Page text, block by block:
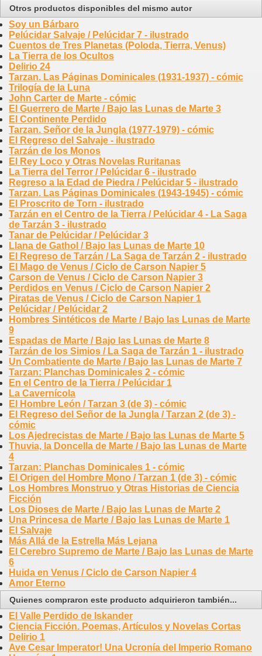
Otros productos disponibles del mismo autor
Soy un Bárbaro
Pelúcidar Salvaje / Pelúcidar 7 - ilustrado
Cuentos de Tres Planetas (Poloda, Tierra, Venus)
La Tierra de los Ocultos
Delirio 24
Tarzan. Las Páginas Dominicales (1931-1937) - cómic
Trilogía de la Luna
John Carter de Marte - cómic
El Guerrero de Marte / Bajo las Lunas de Marte 3
El Continente Perdido
Tarzan. Señor de la Jungla (1977-1979) - cómic
El Regreso del Salvaje - ilustrado
Tarzán de los Monos
El Rey Loco y Otras Novelas Ruritanas
La Tierra del Terror / Pelúcidar 6 - ilustrado
Regreso a la Edad de Piedra / Pelúcidar 5 - ilustrado
Tarzan. Las Páginas Dominicales (1943-1945) - cómic
El Proscrito de Torn - ilustrado
Tarzán en el Centro de la Tierra / Pelúcidar 4 - La Saga
de Tarzán 3 - ilustrado
Tanar de Pelúcidar / Pelúcidar 3
Llana de Gathol / Bajo las Lunas de Marte 10
El Regreso de Tarzán / La Saga de Tarzán 2 - ilustrado
El Mago de Venus / Ciclo de Carson Napier 5
Carson de Venus / Ciclo de Carson Napier 3
Perdidos en Venus / Ciclo de Carson Napier 2
Piratas de Venus / Ciclo de Carson Napier 1
Pelúcidar / Pelúcidar 2
Hombres Sintéticos de Marte / Bajo las Lunas de Marte
9
Espadas de Marte / Bajo las Lunas de Marte 8
Tarzán de los Simios / La Saga de Tarzán 1 - ilustrado
Un Combatiente de Marte / Bajo las Lunas de Marte 7
Tarzan: Planchas Dominicales 2 - cómic
En el Centro de la Tierra / Pelúcidar 1
La Cavernícola
El Hombre León / Tarzan 3 (de 3) - cómic
El Regreso del Señor de la Jungla / Tarzan 2 (de 3) -
cómic
Los Ajedrecistas de Marte / Bajo las Lunas de Marte 5
Thuvia, la Doncella de Marte / Bajo las Lunas de Marte
4
Tarzan: Planchas Dominicales 1 - cómic
El Origen del Hombre Mono / Tarzan 1 (de 3) - cómic
Los Hombres Monstruo y Otras Historias de Ciencia
Ficción
Los Dioses de Marte / Bajo las Lunas de Marte 2
Una Princesa de Marte / Bajo las Lunas de Marte 1
El Salvaje
Más Allá de la Estrella Más Lejana
El Cerebro Supremo de Marte / Bajo las Lunas de Marte
6
Huida en Venus / Ciclo de Carson Napier 4
Amor Eterno
Quienes compraron este producto adquirieron también...
El Valle Perdido de Iskander
Ciencia Ficción. Poemas, Artículos y Novelas Cortas
Delirio 1
Ave Cesar Imperator! Una Ucronía del Imperio Romano